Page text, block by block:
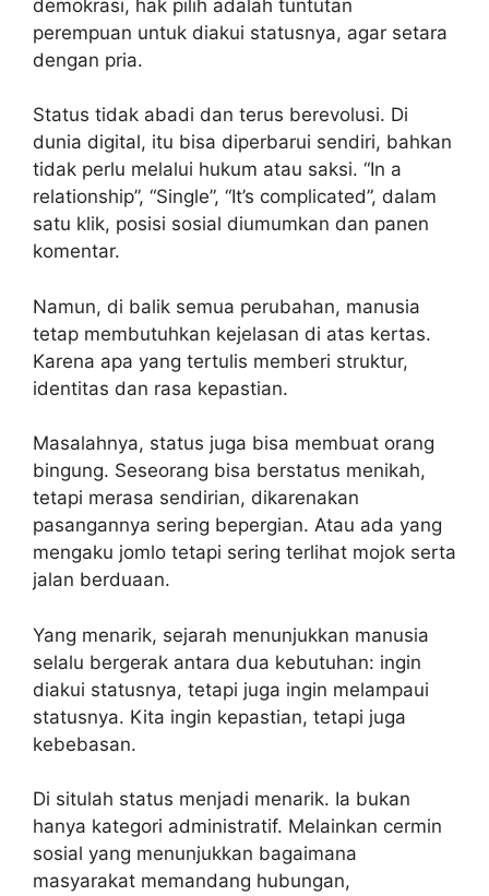
demokrasi, hak pilih adalah tuntutan
perempuan untuk diakui statusnya, agar setara
dengan pria.
Status tidak abadi dan terus berevolusi. Di
dunia digital, itu bisa diperbarui sendiri, bahkan
tidak perlu melalui hukum atau saksi. “In a
relationship”, “Single”, “It’s complicated”, dalam
satu klik, posisi sosial diumumkan dan panen
komentar.
Namun, di balik semua perubahan, manusia
tetap membutuhkan kejelasan di atas kertas.
Karena apa yang tertulis memberi struktur,
identitas dan rasa kepastian.
Masalahnya, status juga bisa membuat orang
bingung. Seseorang bisa berstatus menikah,
tetapi merasa sendirian, dikarenakan
pasangannya sering bepergian. Atau ada yang
mengaku jomlo tetapi sering terlihat mojok serta
jalan berduaan.
Yang menarik, sejarah menunjukkan manusia
selalu bergerak antara dua kebutuhan: ingin
diakui statusnya, tetapi juga ingin melampaui
statusnya. Kita ingin kepastian, tetapi juga
kebebasan.
Di situlah status menjadi menarik. Ia bukan
hanya kategori administratif. Melainkan cermin
sosial yang menunjukkan bagaimana
masyarakat memandang hubungan,